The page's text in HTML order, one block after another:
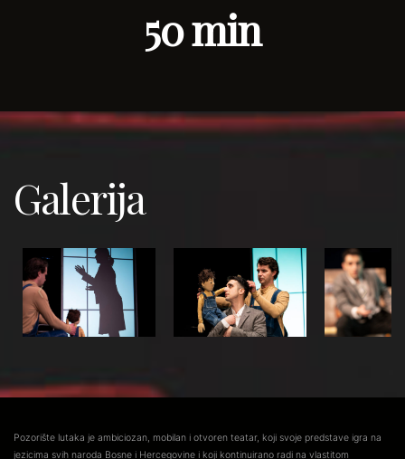
50 min
Galerija
Pozorište lutaka je ambiciozan, mobilan i otvoren teatar, koji svoje predstave igra na
jezicima svih naroda Bosne i Hercegovine i koji kontinuirano radi na vlastitom